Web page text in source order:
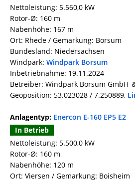
Nettoleistung: 5.560,0 kW
Rotor-Ø: 160 m
Nabenhöhe: 167 m
Ort: Rhede / Gemarkung: Borsum
Bundesland: Niedersachsen
Windpark: Windpark Borsum
Inbetriebnahme: 19.11.2024
Betreiber: Windpark Borsum GmbH
Geoposition: 53.023028 / 7.250889,
Anlagentyp: Enercon E-160 EP5 E2
In Betrieb
Nettoleistung: 5.500,0 kW
Rotor-Ø: 160 m
Nabenhöhe: 120 m
Ort: Viersen / Gemarkung: Boisheim